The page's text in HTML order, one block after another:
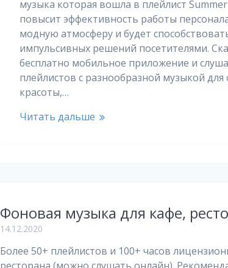
музыка которая вошла в плейлист
повысит эффективность работы
модную атмосферу и будет
импульсивных решений посетителями.
бесплатно мобильное приложение и
плейлистов с разнообразной музыкой для
красоты,…
Читать дальше
Фоновая музыка для кафе,
14.12.2020
Более 50+ плейлистов и 100+ часов